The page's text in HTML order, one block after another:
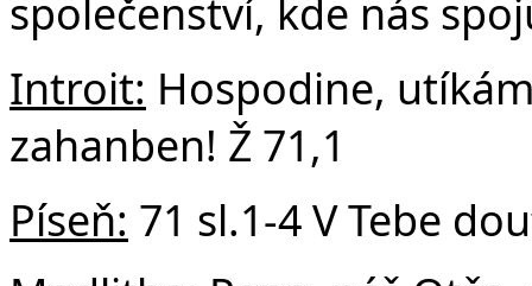
společenství, kde nás
Introit: Hospodine,
zahanben! Ž 71,1
Píseň: 71 sl.1-4 V Tebe